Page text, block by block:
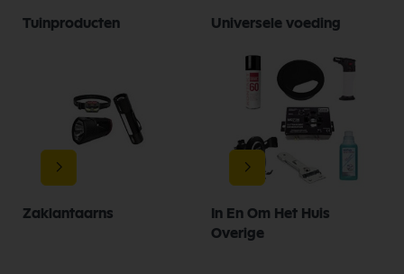
Tuinproducten Universele voeding
Zaklantaarns
In En Om Het Huis
Overige